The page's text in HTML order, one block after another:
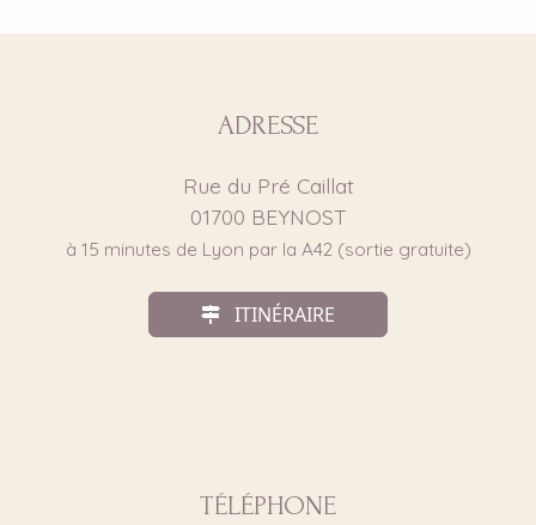
ADRESSE
Rue du Pré Caillat
01700 BEYNOST
à 15 minutes de Lyon par la A42 (sortie gratuite)
ITINÉRAIRE
TÉLÉPHONE